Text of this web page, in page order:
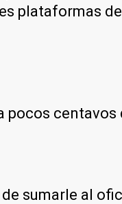
plataformas
pocos
sumarle al